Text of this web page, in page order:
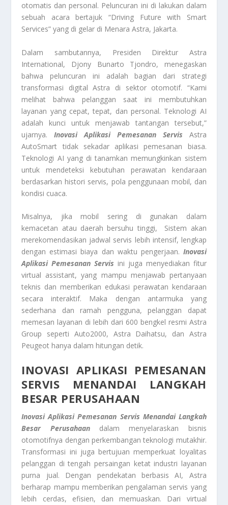
otomatis dan personal. Peluncuran ini di lakukan dalam
sebuah acara bertajuk “Driving Future with Smart
Services” yang di gelar di Menara Astra, Jakarta.
Dalam sambutannya, Presiden Direktur Astra
International, Djony Bunarto Tjondro, menegaskan
bahwa peluncuran ini adalah bagian dari strategi
transformasi digital Astra di sektor otomotif. “Kami
melihat bahwa pelanggan saat ini membutuhkan
layanan yang cepat, tepat, dan personal. Teknologi AI
adalah kunci untuk menjawab tantangan tersebut,”
ujarnya.Inovasi Aplikasi Pemesanan Servis Astra
AutoSmart tidak sekadar aplikasi pemesanan biasa.
Teknologi AI yang di tanamkan memungkinkan sistem
untuk mendeteksi kebutuhan perawatan kendaraan
berdasarkan histori servis, pola penggunaan mobil, dan
kondisi cuaca.
Misalnya, jika mobil sering di gunakan dalam
kemacetan atau daerah bersuhu tinggi, Sistem akan
merekomendasikan jadwal servis lebih intensif, lengkap
dengan estimasi biaya dan waktu pengerjaan. Inovasi
Aplikasi Pemesanan Servis ini juga menyediakan fitur
virtual assistant, yang mampu menjawab pertanyaan
teknis dan memberikan edukasi perawatan kendaraan
secara interaktif. Maka dengan antarmuka yang
sederhana dan ramah pengguna, pelanggan dapat
memesan layanan di lebih dari 600 bengkel resmi Astra
Group seperti Auto2000, Astra Daihatsu, dan Astra
Peugeot hanya dalam hitungan detik.
INOVASI APLIKASI PEMESANAN
SERVIS MENANDAI LANGKAH
BESAR PERUSAHAAN
Inovasi Aplikasi Pemesanan Servis Menandai Langkah
Besar Perusahaandalam menyelaraskan bisnis
otomotifnya dengan perkembangan teknologi mutakhir.
Transformasi ini juga bertujuan memperkuat loyalitas
pelanggan di tengah persaingan ketat industri layanan
purna jual. Dengan pendekatan berbasis AI, Astra
berharap mampu memberikan pengalaman servis yang
lebih cerdas, efisien, dan memuaskan. Dari virtual